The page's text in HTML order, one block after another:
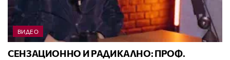
ВИДЕО
СЕНЗАЦИОННО И РАДИКАЛНО: ПРОФ.